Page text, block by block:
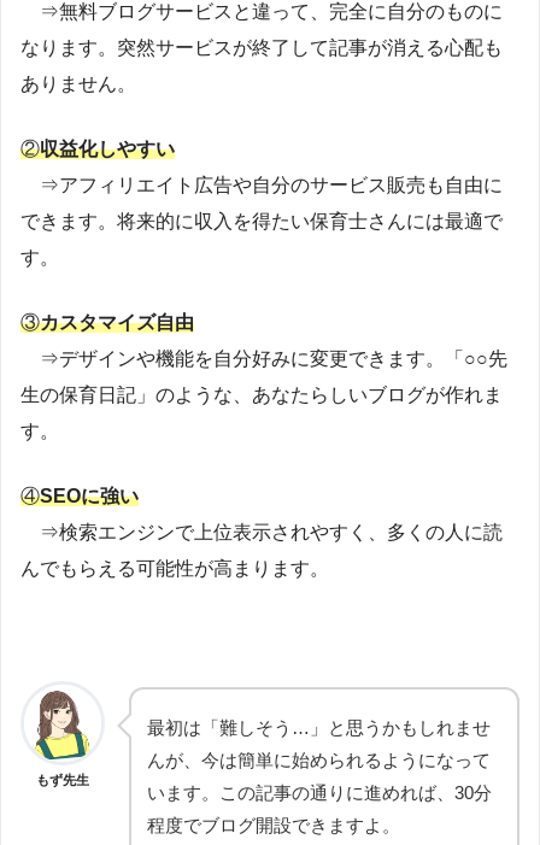
⇒無料ブログサービスと違って、完全に自分のものに
なります。突然サービスが終了して記事が消える心配も
ありません。
②収益化しやすい
⇒アフィリエイト広告や自分のサービス販売も自由に
できます。将来的に収入を得たい保育士さんには最適で
す。
③カスタマイズ自由
⇒デザインや機能を自分好みに変更できます。「○○先
生の保育日記」のような、あなたらしいブログが作れま
す。
④SEOに強い
⇒検索エンジンで上位表示されやすく、多くの人に読
んでもらえる可能性が高まります。
もず先生
最初は「難しそう…」と思うかもしれませ
んが、今は簡単に始められるようになって
います。この記事の通りに進めれば、30分
程度でブログ開設できますよ。